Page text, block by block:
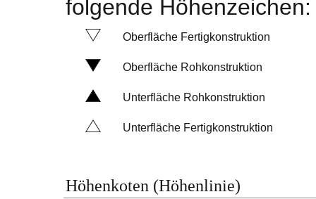
folgende
Oberfläche Fertigkonstruktion
Oberfläche Rohkonstruktion
Unterfläche Rohkonstruktion
Unterfläche Fertigkonstruktion
Höhenkoten (Höhenlinie)